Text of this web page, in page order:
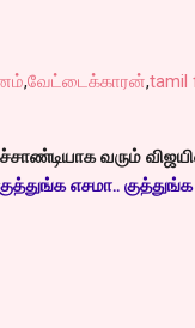
,வேட்டைக்காரன்,tamil
வரும்
எசமா.. குத்துங்க